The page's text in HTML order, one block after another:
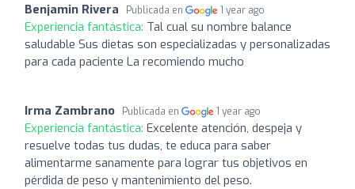
Benjamin Rivera Publicada en 1 year ago
Experiencia fantástica: Tal cual su nombre balance
saludable Sus dietas son especializadas y personalizadas
para cada paciente La recomiendo mucho
Irma Zambrano Publicada en 1 year ago
Experiencia fantástica: Excelente atención, despeja y
resuelve todas tus dudas, te educa para saber
alimentarme sanamente para lograr tus objetivos en
pérdida de peso y mantenimiento del peso.